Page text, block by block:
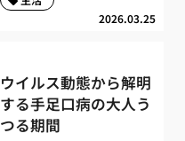
2026.03.25
ウイルス動態から解明
する手足口病の大人う
つる期間